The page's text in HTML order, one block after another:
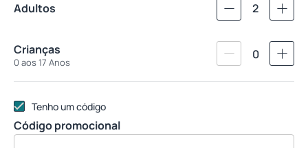
Adultos 2
Crianças
0 aos 17 Anos
0
Tenho um código
Código promocional